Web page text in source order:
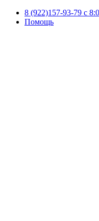
8 (922)157-93-79 c
Помощь